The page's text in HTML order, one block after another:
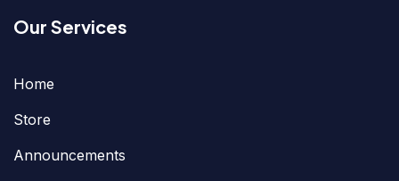
Our Services
Home
Store
Announcements